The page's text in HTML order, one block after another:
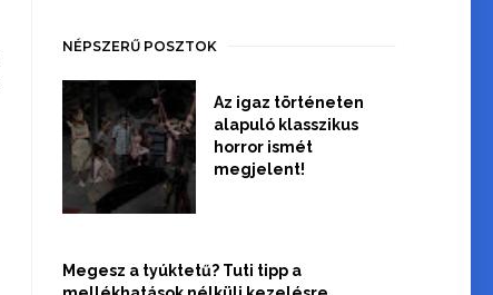
NÉPSZERŰ POSZTOK
Az igaz történeten
alapuló klasszikus
horror ismét
megjelent!
Megesz a tyúktetű? Tuti tipp a